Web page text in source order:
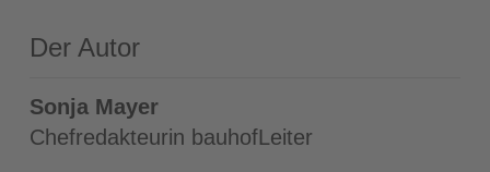
Der Autor
Sonja Mayer
Chefredakteurin bauhofLeiter